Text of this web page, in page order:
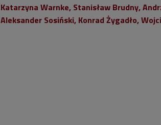
Katarzyna Warnke, Stanisław Brudny,
Aleksander Sosiński, Konrad Żygadło,